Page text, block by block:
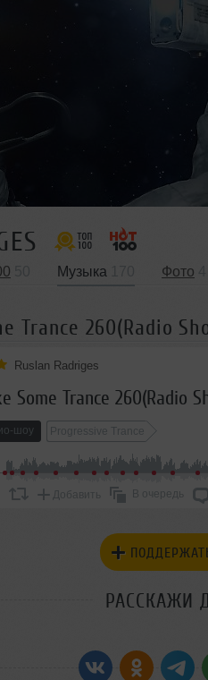
Музыка Фото
Trance 260(Radio
Ruslan Radriges
Some Trance 260(Radio
шоу Progressive Trance
Добавить В очередь
РАССКАЖИ